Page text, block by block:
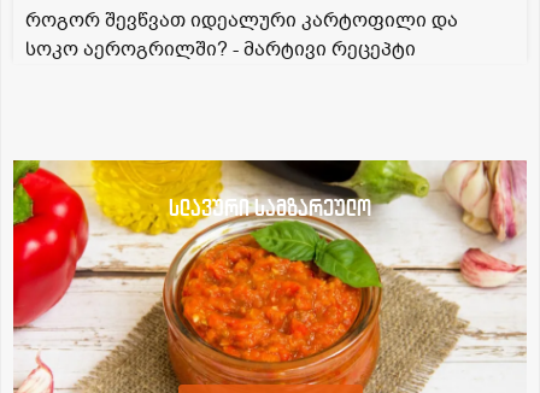
როგორ შევწვათ იდეალური კარტოფილი და
სოკო აეროგრილში? - მარტივი რეცეპტი
სლავური სამზარეულო